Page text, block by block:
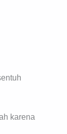
karena